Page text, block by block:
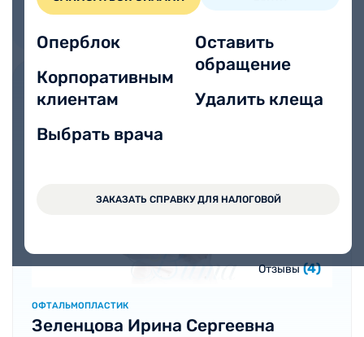
Оперблок
Корпоративным
клиентам
Выбрать врача
Оставить
обращение
Удалить клеща
ЗАКАЗАТЬ СПРАВКУ ДЛЯ НАЛОГОВОЙ
Отзывы (4)
ОФТАЛЬМОПЛАСТИК
Зеленцова Ирина Сергеевна